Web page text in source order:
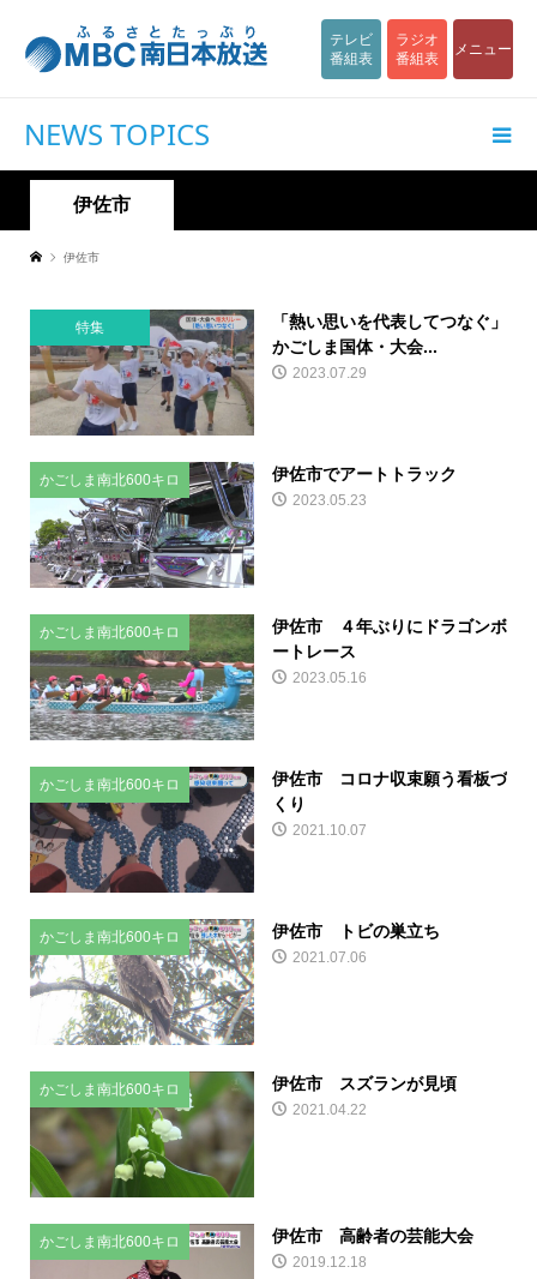
テレビ
番組表
ラジオ
番組表
メニュー
NEWS TOPICS
伊佐市
伊佐市
特集
「熱い思いを代表してつなぐ」
かごしま国体・大会...
2023.07.29
かごしま南北600キロ 伊佐市でアートトラック
2023.05.23
かごしま南北600キロ
伊佐市 ４年ぶりにドラゴンボ
ートレース
2023.05.16
かごしま南北600キロ
伊佐市 コロナ収束願う看板づ
くり
2021.10.07
かごしま南北600キロ 伊佐市 トビの巣立ち
2021.07.06
かごしま南北600キロ 伊佐市 スズランが見頃
2021.04.22
かごしま南北600キロ 伊佐市 高齢者の芸能大会
2019.12.18